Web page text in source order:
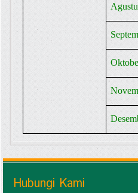
Hubungi Kami